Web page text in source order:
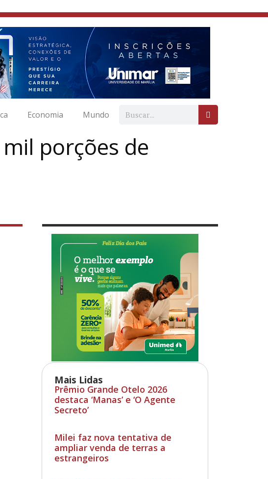
Economia Mundo
porções de
Mais Lidas
Prêmio Grande Otelo 2026
destaca ‘Manas’ e ‘O Agente
Secreto’
Milei faz nova tentativa de
ampliar venda de terras a
estrangeiros